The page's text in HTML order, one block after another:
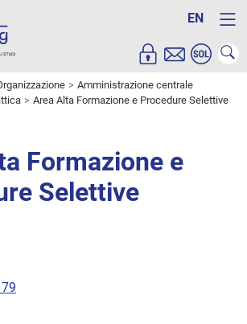
EN
Amministrazione centrale
Area Alta Formazione e Procedure Selettive
Formazione e
Selettive